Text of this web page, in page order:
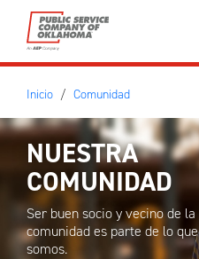
Ir al contenido principal
Inicio Comunidad
NUESTRA
COMUNIDAD
Ser buen socio y vecino de la
comunidad es parte de lo que
somos.